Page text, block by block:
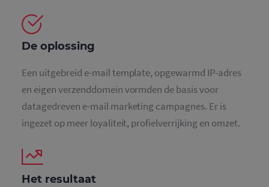
De oplossing
Een uitgebreid e-mail template, opgewarmd IP-adres
en eigen verzenddomein vormden de basis voor
datagedreven e-mail marketing campagnes. Er is
ingezet op meer loyaliteit, profielverrijking en omzet.
Het resultaat